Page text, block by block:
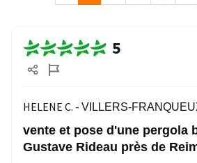
5
HELENE C. - VILLERS-
vente et pose d'une pergola
Gustave Rideau près de